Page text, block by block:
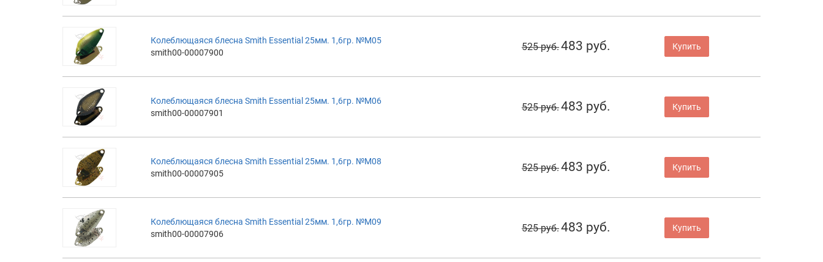
Колеблющаяся блесна Smith Essential 25мм. 1,6гр. №M05
smith00-00007900
525 руб.483 руб. Купить
Колеблющаяся блесна Smith Essential 25мм. 1,6гр. №M06
smith00-00007901
525 руб.483 руб. Купить
Колеблющаяся блесна Smith Essential 25мм. 1,6гр. №M08
smith00-00007905
525 руб.483 руб. Купить
Колеблющаяся блесна Smith Essential 25мм. 1,6гр. №M09
smith00-00007906
525 руб.483 руб. Купить